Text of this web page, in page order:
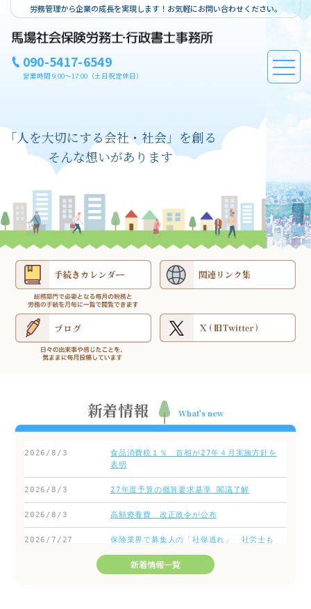
労務管理から企業の成長を実現します！お気軽にお問い合わせください。
090-5417-6549
営業時間 9:00～17:00（土日祝定休日）
する会社・社会」を創る
な想いがあります
新着情報 What's new
新着情報一覧